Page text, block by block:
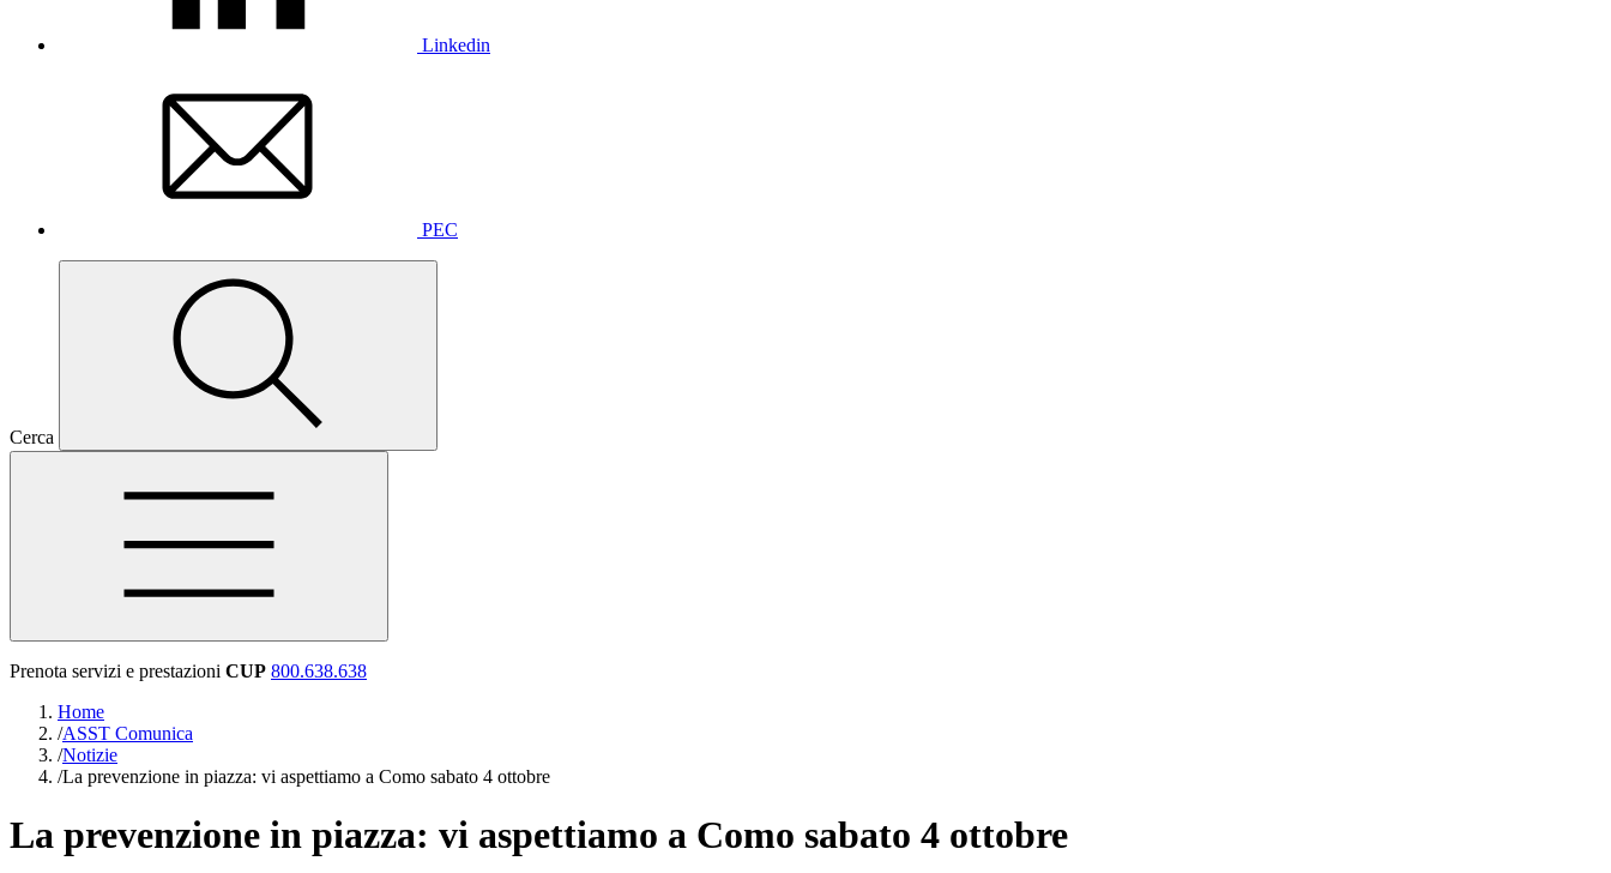
Linkedin
PEC
Cerca
Prenota servizi e prestazioni CUP 800.638.638
Home
/ASST Comunica
/Notizie
/La prevenzione in piazza: vi aspettiamo a Como sabato 4 ottobre
La prevenzione in piazza: vi aspettiamo a Como sabato 4 ottobre